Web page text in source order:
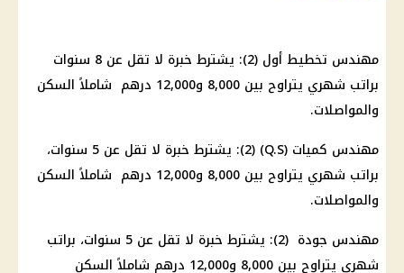
مهندس تخطيط أول (2): يشترط خبرة لا تقل عن 8 سنوات
براتب شهري يتراوح بين 8,000 و12,000 درهم شاملاً السكن
والمواصلات.
مهندس كميات (Q.S) (2): يشترط خبرة لا تقل عن 5 سنوات،
براتب شهري يتراوح بين 8,000 و12,000 درهم شاملاً السكن
والمواصلات.
مهندس جودة (2): يشترط خبرة لا تقل عن 5 سنوات، براتب
شهري يتراوح بين 8,000 و12,000 درهم شاملاً السكن